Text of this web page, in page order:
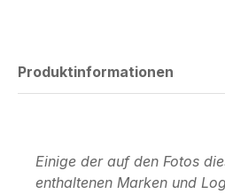
Produktinformationen
Einige der auf den Fotos
enthaltenen Marken und